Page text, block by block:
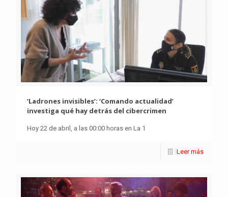
‘Ladrones invisibles’: ‘Comando actualidad’
investiga qué hay detrás del cibercrimen
Hoy 22 de abril, a las 00:00 horas en La 1
Leer más